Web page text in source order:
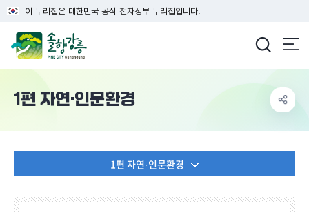
이 누리집은 대한민국 공식 전자정부 누리집입니다.
1편 자연·인문환경
1편 자연·인문환경